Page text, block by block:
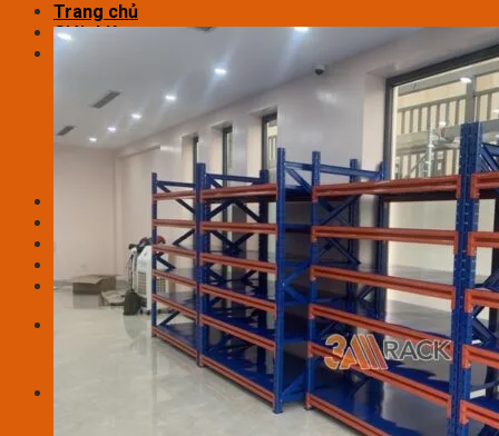
Trang chủ
Giới thiệu
Sản phẩm
Kệ Trung Tải
Kệ Sắt V Lỗ
Kệ Siêu Thị
Kệ Quảng Cáo
Tủ sắt văn phòng
Tin tức
Bản Vẽ – Thiết Kế
Liên hệ